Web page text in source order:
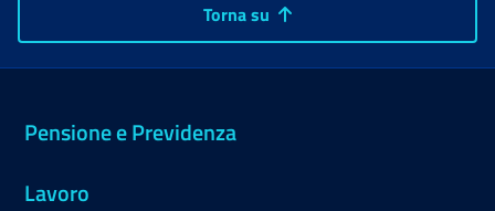
Torna su
Pensione e Previdenza
Lavoro